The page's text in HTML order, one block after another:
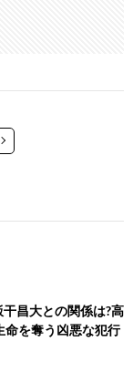
昌大との関係は?高
命を奪う凶悪な犯行